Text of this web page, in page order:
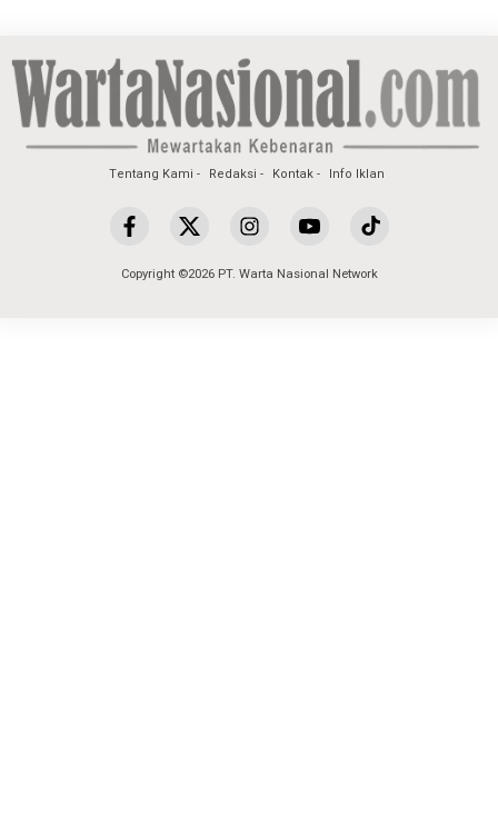
Tentang Kami Redaksi Kontak Info Iklan
Copyright ©2026 PT. Warta Nasional Network